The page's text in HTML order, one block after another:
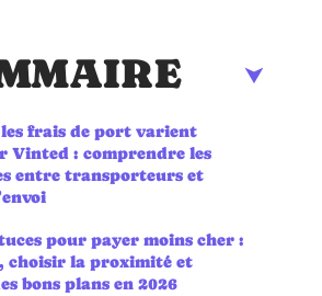
frais de port varient
Vinted : comprendre les
entre transporteurs et
pour payer moins cher :
choisir la proximité et
bons plans en 2026